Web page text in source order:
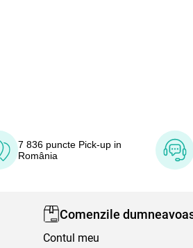
7 836 puncte Pick-up in
România
Comenzile
Contul meu